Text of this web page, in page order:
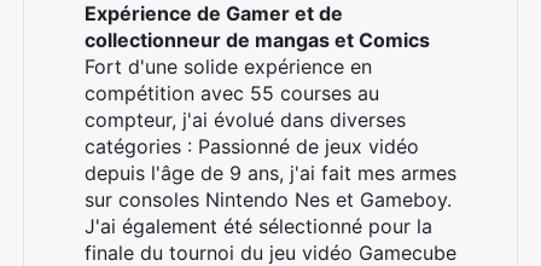
Expérience de Gamer et de
collectionneur de mangas et Comics
Fort d'une solide expérience en
compétition avec 55 courses au
compteur, j'ai évolué dans diverses
catégories : Passionné de jeux vidéo
depuis l'âge de 9 ans, j'ai fait mes armes
sur consoles Nintendo Nes et Gameboy.
J'ai également été sélectionné pour la
finale du tournoi du jeu vidéo Gamecube